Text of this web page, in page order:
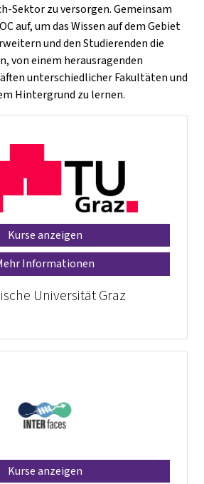
Sektor zu versorgen. Gemeinsam
auf, um das Wissen auf dem Gebiet
und den Studierenden die
von einem herausragenden
unterschiedlicher Fakultäten und
Hintergrund zu lernen.
Kurse anzeigen
Informationen
Universität Graz
Kurse anzeigen